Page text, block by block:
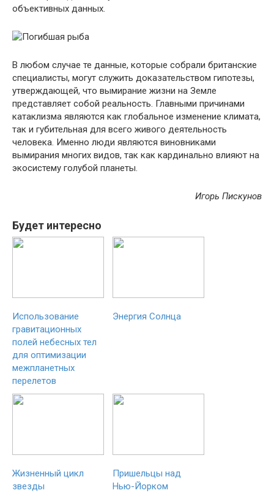
объективных данных.
В любом случае те данные, которые собрали британские
специалисты, могут служить доказательством гипотезы,
утверждающей, что вымирание жизни на Земле
представляет собой реальность. Главными причинами
катаклизма являются как глобальное изменение климата,
так и губительная для всего живого деятельность
человека. Именно люди являются виновниками
вымирания многих видов, так как кардинально влияют на
экосистему голубой планеты.
Игорь Пискунов
Будет интересно
Использование
гравитационных
полей небесных тел
для оптимизации
межпланетных
перелетов
Энергия Солнца
Жизненный цикл
звезды
Пришельцы над
Нью-Йорком